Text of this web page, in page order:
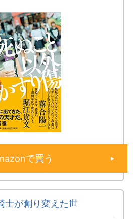
で買う
士が創り変えた世